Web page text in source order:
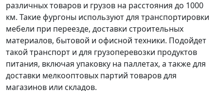
различных товаров и грузов на расстояния до 1000
км. Такие фургоны используют для транспортировки
мебели при переезде, доставки строительных
материалов, бытовой и офисной техники. Подойдет
такой транспорт и для грузоперевозки продуктов
питания, включая упаковку на паллетах, а также для
доставки мелкооптовых партий товаров для
магазинов или складов.